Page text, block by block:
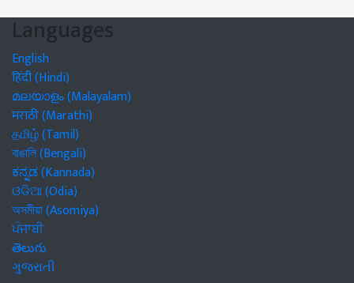
Languages
English
हिंदी (Hindi)
മലയാളം (Malayalam)
मराठी (Marathi)
தமிழ் (Tamil)
বাঙালি (Bengali)
ಕನ್ನಡ (Kannada)
ଓଡିଆ (Odia)
অসমীয়া (Asomiya)
ਪੰਜਾਬੀ
తెలుగు
ગુજરાતી